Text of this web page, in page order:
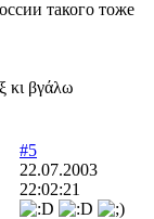
такого тоже
κι βγάλω
#5
22.07.2003
22:02:21